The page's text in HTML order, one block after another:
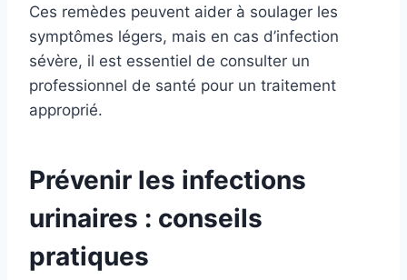
Ces remèdes peuvent aider à soulager les
symptômes légers, mais en cas d’infection
sévère, il est essentiel de consulter un
professionnel de santé pour un traitement
approprié.
Prévenir les infections
urinaires : conseils
pratiques